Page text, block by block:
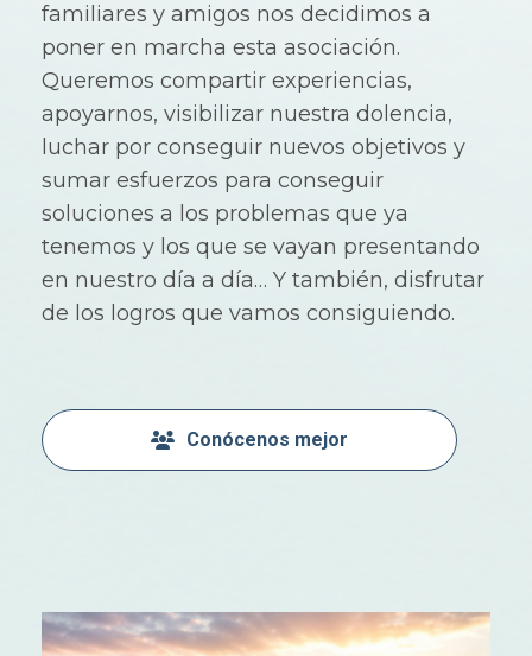
familiares y amigos nos decidimos a
poner en marcha esta asociación.
Queremos compartir experiencias,
apoyarnos, visibilizar nuestra dolencia,
luchar por conseguir nuevos objetivos y
sumar esfuerzos para conseguir
soluciones a los problemas que ya
tenemos y los que se vayan presentando
en nuestro día a día… Y también, disfrutar
de los logros que vamos consiguiendo.
Conócenos mejor